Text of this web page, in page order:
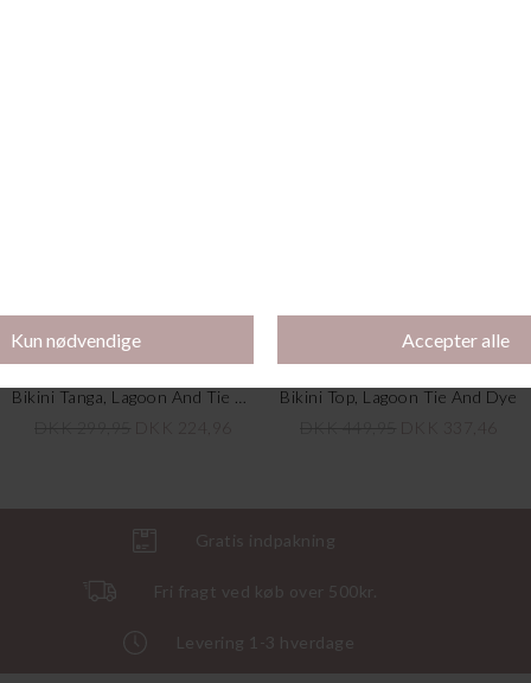
Bikini Top, Lagoon Tie And Dye
Gratis indpakning
Fri fragt ved køb over 500kr.
Levering 1-3 hverdage